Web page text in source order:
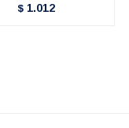
$ 1.012